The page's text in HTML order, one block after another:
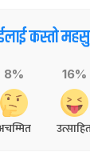
कस्तो
8% 16%